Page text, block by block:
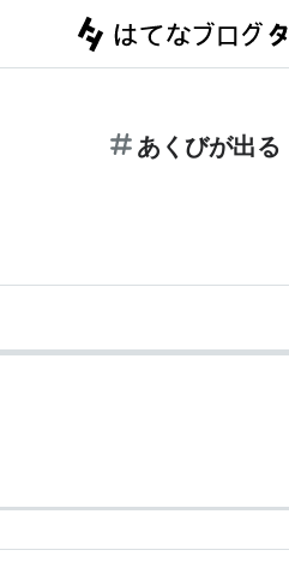
あくびが出る